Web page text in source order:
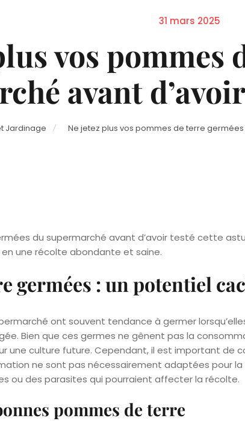
Posted
31 mars 2025
vos pommes
avant
Jardinage Ne jetez plus vos pommes de terre
du supermarché avant d’avoir testé cette
une récolte abondante et saine.
germées : un potentiel
ont souvent tendance à germer
Bien que ces germes ne gênent pas la
une culture future. Cependant, il est important de
ne sont pas nécessairement adaptées pour
ou des parasites qui pourraient affecter la récolte.
pommes de terre